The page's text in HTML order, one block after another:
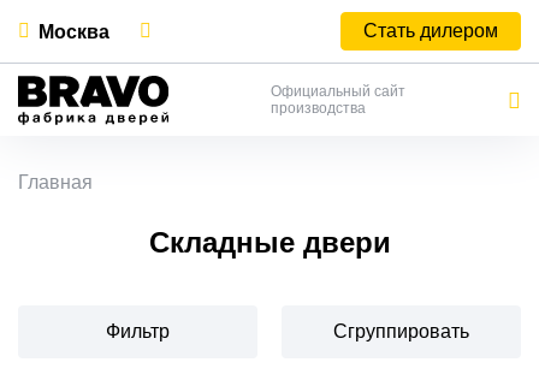
Москва Стать дилером
Официальный сайт
производства
Главная
Складные двери
Фильтр Сгруппировать